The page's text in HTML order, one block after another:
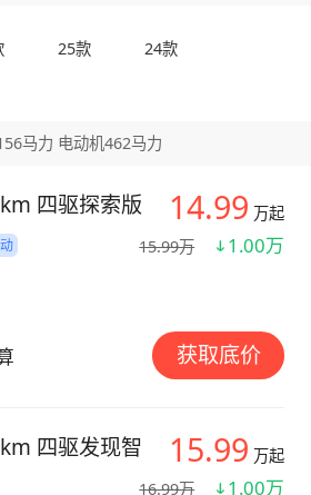
25款 24款
马力 电动机462马力
14.99 万起
15.99万
1.00万
四驱探索版
获取底价
15.99 万起
16.99万
1.00万
四驱发现智